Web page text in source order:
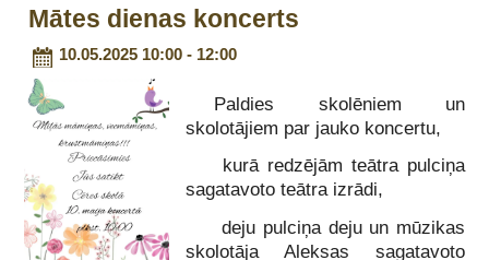
Mātes dienas koncerts
10.05.2025 10:00 - 12:00
Paldies skolēniem un
skolotājiem par jauko koncertu,
kurā redzējām teātra pulciņa
sagatavoto teātra izrādi,
deju pulciņa deju un mūzikas
skolotāja Aleksas sagatavoto